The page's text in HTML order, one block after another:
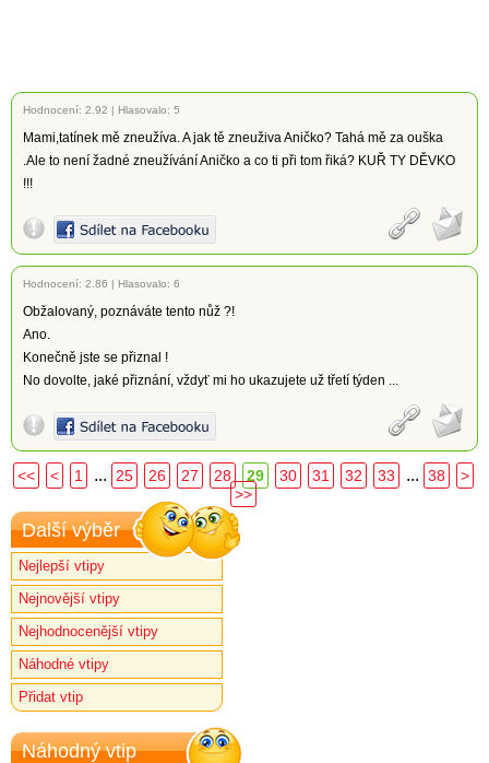
Hodnocení: 2.92 | Hlasovalo: 5
Mami,tatínek mě zneužíva. A jak tě zneuživa Aničko? Tahá mě za ouška
.Ale to není žadné zneužívání Aničko a co ti při tom řiká? KUŘ TY DĚVKO
!!!
Hodnocení: 2.86 | Hlasovalo: 6
Obžalovaný, poznáváte tento nůž ?!
Ano.
Konečně jste se přiznal !
No dovolte, jaké přiznání, vždyť mi ho ukazujete už třetí týden ...
<< < 1 ... 25 26 27 28 29 30 31 32 33 ... 38
>
>>
Další výběr
Nejlepší vtipy
Nejnovější vtipy
Nejhodnocenější vtipy
Náhodné vtipy
Přidat vtip
Náhodný vtip